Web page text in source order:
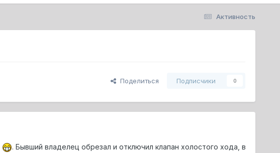
Активность
Поделиться Подписчики 0
. Бывший владелец обрезал и отключил клапан холостого хода, в